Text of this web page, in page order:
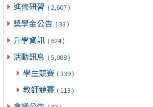
進修研習 ( 2,607 )
獎學金公告 ( 33 )
升學資訊 ( 624 )
活動訊息 ( 5,088 )
學生競賽 ( 339 )
教師競賽 ( 113 )